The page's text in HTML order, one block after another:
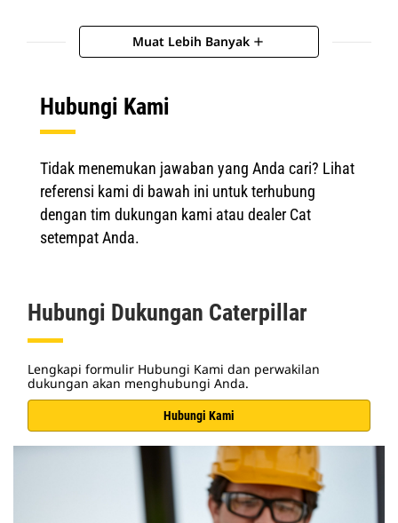
Muat Lebih Banyak add
Hubungi Kami
Tidak menemukan jawaban yang Anda cari? Lihat
referensi kami di bawah ini untuk terhubung
dengan tim dukungan kami atau dealer Cat
setempat Anda.
Hubungi Dukungan Caterpillar
Lengkapi formulir Hubungi Kami dan perwakilan
dukungan akan menghubungi Anda.
Hubungi Kami